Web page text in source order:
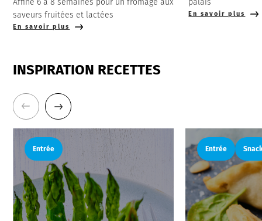
Affiné 6 à 8 semaines pour un fromage aux
saveurs fruitées et lactées
En savoir plus
palais
En savoir plus
INSPIRATION RECETTES
Entrée Entrée